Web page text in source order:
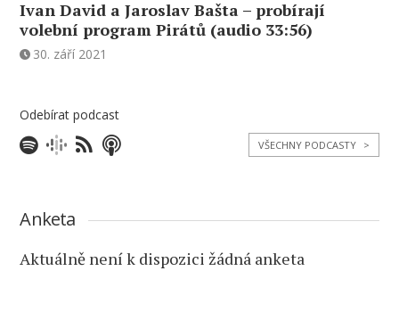
Ivan David a Jaroslav Bašta – probírají
volební program Pirátů (audio 33:56)
30. září 2021
Odebírat podcast
VŠECHNY PODCASTY >
Anketa
Aktuálně není k dispozici žádná anketa